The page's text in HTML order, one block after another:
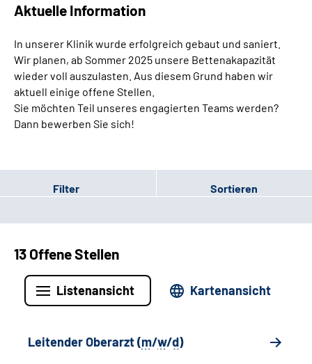
Aktuelle Information
In unserer Klinik wurde erfolgreich gebaut und saniert.
Wir planen, ab Sommer 2025 unsere Bettenakapazität
wieder voll auszulasten. Aus diesem Grund haben wir
aktuell einige offene Stellen.
Sie möchten Teil unseres engagierten Teams werden?
Dann bewerben Sie sich!
Filter Sortieren
13 Offene Stellen
Listenansicht Kartenansicht
Leitender Oberarzt (m/w/d)